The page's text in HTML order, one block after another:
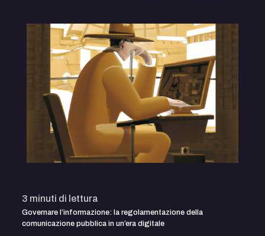
3 minuti di lettura
Governare l’informazione: la regolamentazione della
comunicazione pubblica in un’era digitale